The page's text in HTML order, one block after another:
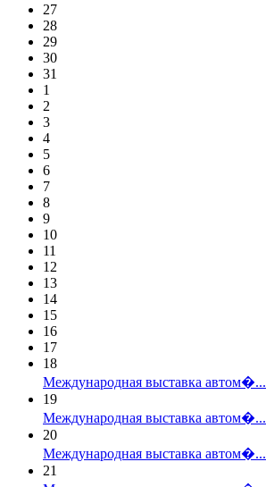
27
28
29
30
31
1
2
3
4
5
6
7
8
9
10
11
12
13
14
15
16
17
18
Международная выставка автом�...
19
Международная выставка автом�...
20
Международная выставка автом�...
21